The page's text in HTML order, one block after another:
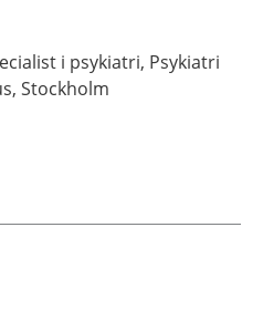
i psykiatri, Psykiatri
Stockholm